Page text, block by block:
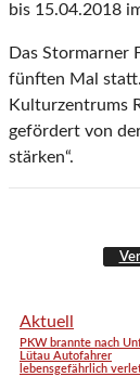
bis 15.04.2018
Das Stormarner
fünften Mal
Kulturzentrums
gefördert von
stärken“.
Aktuell
PKW brannte nach
Lütau Autofahrer
lebensgefährlich